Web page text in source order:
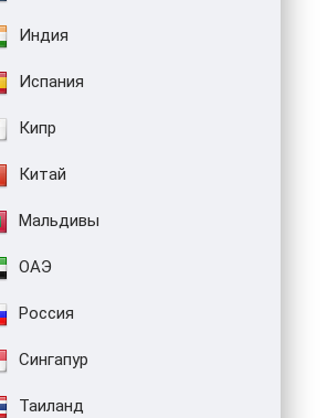
Индия
Испания
Кипр
Китай
Мальдивы
ОАЭ
Россия
Сингапур
Таиланд